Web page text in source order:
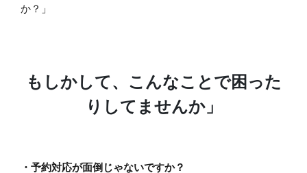
か？」
もしかして、こんなことで困った
りしてませんか」
・予約対応が面倒じゃないですか？